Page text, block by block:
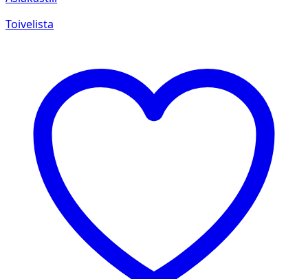
Toivelista